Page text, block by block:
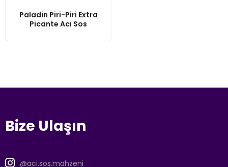
Paladin Piri-Piri Extra
Picante Acı Sos
Bize Ulaşın
@aci.sos.mahzeni